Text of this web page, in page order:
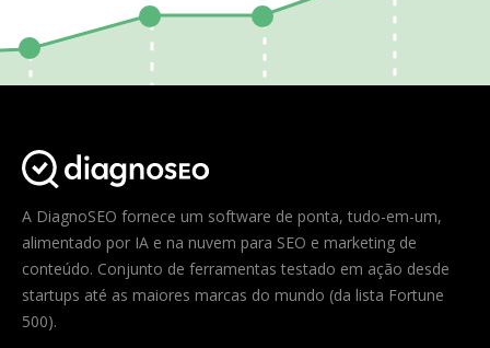
A DiagnoSEO fornece um software de ponta, tudo-em-um,
alimentado por IA e na nuvem para SEO e marketing de
conteúdo. Conjunto de ferramentas testado em ação desde
startups até as maiores marcas do mundo (da lista Fortune
500).